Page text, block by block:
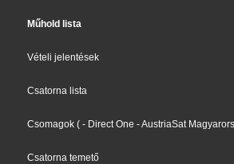
Műhold lista
Vételi jelentések
Csatorna lista
Csomagok (- Direct One - AustriaSat
Csatorna temető